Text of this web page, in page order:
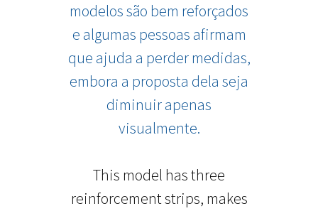
modelos são bem reforçados
e algumas pessoas afirmam
que ajuda a perder medidas,
embora a proposta dela seja
diminuir apenas
visualmente.
This model has three
reinforcement strips, makes